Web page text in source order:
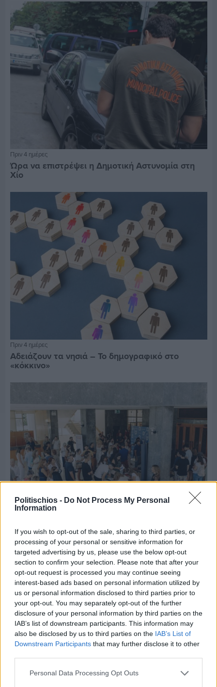
Politischios - Do Not Process My Personal
Information
If you wish to opt-out of the sale, sharing to third parties, or
processing of your personal or sensitive information for
targeted advertising by us, please use the below opt-out
section to confirm your selection. Please note that after your
opt-out request is processed you may continue seeing
interest-based ads based on personal information utilized by
us or personal information disclosed to third parties prior to
your opt-out. You may separately opt-out of the further
disclosure of your personal information by third parties on the
IAB’s list of downstream participants. This information may
also be disclosed by us to third parties on the IAB’s List of
Downstream Participants that may further disclose it to other
Personal Data Processing Opt Outs
Πριν 4 ημέρες
Ώρα να επιστρέψει η Δημοτική Αστυνομία στη
Χίο
Πριν 4 ημέρες
Αδειάζουν τα νησιά – Το δημογραφικό στο
«κόκκινο»
Πριν 4 ημέρες
CHIOS FORUM: CHOICES- Πλήθος κόσμου
κατέκλυσε το Ομήρειο για την μεγάλη
διοργάνωση